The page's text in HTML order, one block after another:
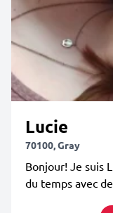
Lucie
70100, Gray
Bonjour! Je suis
du temps avec